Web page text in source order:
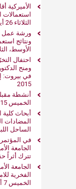
الأميركية
استعمالات
الثلاثاء 26 أيار 2015
ورشة عمل
ونتائج
الأوسط، الثلاثاء 19
احتفال
ومنح
2015
أنشطة
الخميس 15 أيار 2015
أبحاث كلية
المضادات
الساحل اللبناني،
في
الجامعة
تترك أثراً
الجامعة
الفخرية
الخميس 7 أيار 2015